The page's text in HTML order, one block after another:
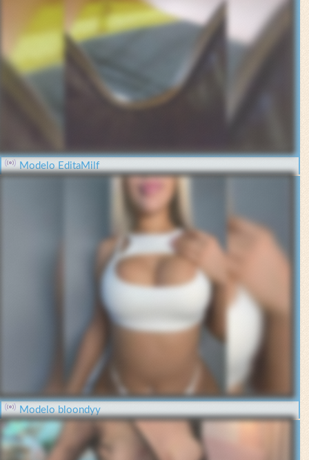
Modelo EditaMilf
Modelo bloondyy